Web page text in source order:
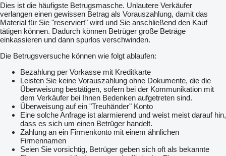
Dies ist die häufigste Betrugsmasche. Unlautere Verkäufer
verlangen einen gewissen Betrag als Vorauszahlung, damit das
Material für Sie "reserviert" wird und Sie anschließend den Kauf
tätigen können. Dadurch können Betrüger große Beträge
einkassieren und dann spurlos verschwinden.
Die Betrugsversuche können wie folgt ablaufen:
Bezahlung per Vorkasse mit Kreditkarte
Leisten Sie keine Vorauszahlung ohne Dokumente, die die
Überweisung bestätigen, sofern bei der Kommunikation mit
dem Verkäufer bei Ihnen Bedenken aufgetreten sind.
Überweisung auf ein "Treuhänder" Konto
Eine solche Anfrage ist alarmierend und weist meist darauf hin,
dass es sich um einen Betrüger handelt.
Zahlung an ein Firmenkonto mit einem ähnlichen
Firmennamen
Seien Sie vorsichtig, Betrüger geben sich oft als bekannte